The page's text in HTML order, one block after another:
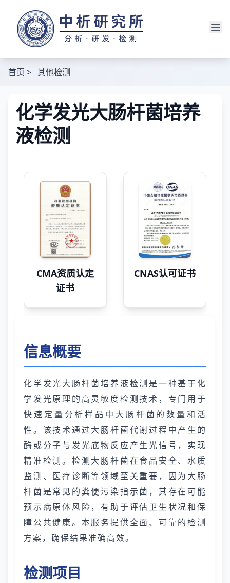
首页 > 其他检测
化学发光大肠杆菌培养
液检测
CMA资质认定
证书
CNAS认可证书
信息概要
化学发光大肠杆菌培养液检测是一种基于化
学发光原理的高灵敏度检测技术，专门用于
快速定量分析样品中大肠杆菌的数量和活
性。该技术通过大肠杆菌代谢过程中产生的
酶或分子与发光底物反应产生光信号，实现
精准检测。检测大肠杆菌在食品安全、水质
监测、医疗诊断等领域至关重要，因为大肠
杆菌是常见的粪便污染指示菌，其存在可能
预示病原体风险，有助于评估卫生状况和保
障公共健康。本服务提供全面、可靠的检测
方案，确保结果准确高效。
检测项目